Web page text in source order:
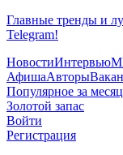
Главные тренды и
Telegram!
НовостиИнтервью
АфишаАвторы
Популярное за месяц
Золотой запас
Войти
Регистрация